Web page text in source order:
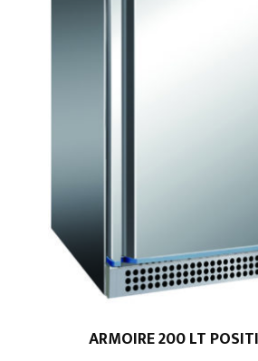
ARMOIRE 200 LT